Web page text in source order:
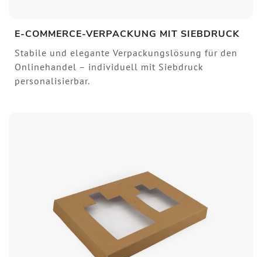
E-COMMERCE-VERPACKUNG MIT SIEBDRUCK
Stabile und elegante Verpackungslösung für den
Onlinehandel – individuell mit Siebdruck
personalisierbar.